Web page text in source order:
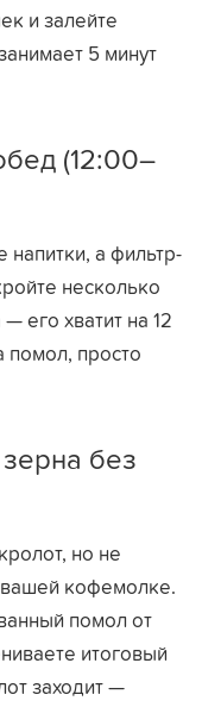
и залейте
5 минут
(12:00–
напитки, а фильтр-
несколько
его хватит на 12
помол, просто
без
но не
кофемолке.
помол от
итоговый
заходит —